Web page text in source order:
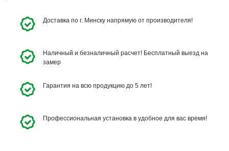
Доставка по г. Минску напрямую от производителя!
Наличный и безналичный расчет! Бесплатный выезд на
замер
Гарантия на всю продукцию до 5 лет!
Профессиональная установка в удобное для вас время!